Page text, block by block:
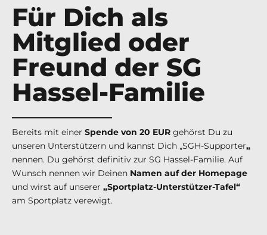
Eisenberg
Für Dich als
Mitglied oder
Freund der SG
Hassel-Familie
Bereits mit einer Spende von 20 EUR gehörst Du zu
unseren Unterstützern und kannst Dich „SGH-Supporter„
nennen. Du gehörst definitiv zur SG Hassel-Familie. Auf
Wunsch nennen wir Deinen Namen auf der Homepage
und wirst auf unserer „Sportplatz-Unterstützer-Tafel“
am Sportplatz verewigt.